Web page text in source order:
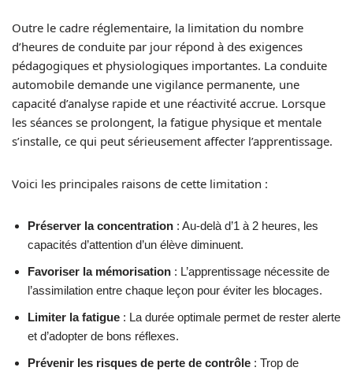
Outre le cadre réglementaire, la limitation du nombre
d’heures de conduite par jour répond à des exigences
pédagogiques et physiologiques importantes. La conduite
automobile demande une vigilance permanente, une
capacité d’analyse rapide et une réactivité accrue. Lorsque
les séances se prolongent, la fatigue physique et mentale
s’installe, ce qui peut sérieusement affecter l’apprentissage.
Voici les principales raisons de cette limitation :
Préserver la concentration : Au-delà d’1 à 2 heures, les
capacités d’attention d’un élève diminuent.
Favoriser la mémorisation : L’apprentissage nécessite de
l’assimilation entre chaque leçon pour éviter les blocages.
Limiter la fatigue : La durée optimale permet de rester alerte
et d’adopter de bons réflexes.
Prévenir les risques de perte de contrôle : Trop de